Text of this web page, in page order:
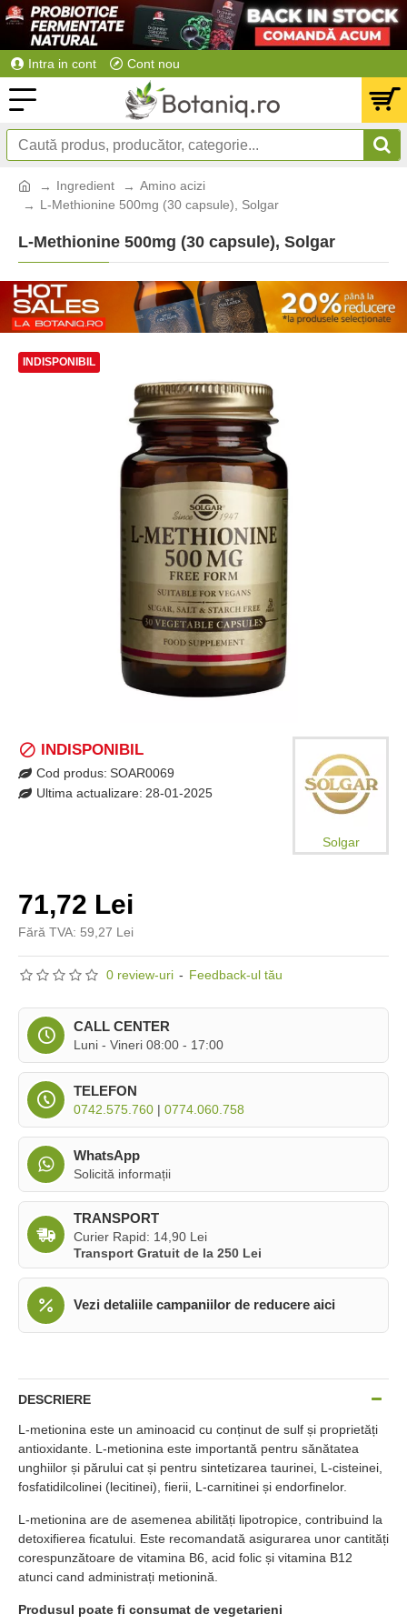
Intra in cont Cont nou
Ingredient
Amino acizi
L-Methionine 500mg (30 capsule), Solgar
L-Methionine 500mg (30 capsule), Solgar
INDISPONIBIL
0 review-uri - Feedback-ul tău
71,72 Lei
Fără TVA: 59,27 Lei
INDISPONIBIL
Cod produs: SOAR0069
Ultima actualizare: 28-01-2025
Solgar
CALL CENTER
Luni - Vineri 08:00 - 17:00
TELEFON
0742.575.760 | 0774.060.758
WhatsApp
Solicită informații
TRANSPORT
Curier Rapid: 14,90 Lei
Transport Gratuit de la 250 Lei
Vezi detaliile campaniilor de reducere aici
DESCRIERE
L-metionina este un aminoacid cu conținut de sulf și proprietăți
antioxidante. L-metionina este importantă pentru sănătatea
unghiilor și părului cat și pentru sintetizarea taurinei, L-cisteinei,
fosfatidilcolinei (lecitinei), fierii, L-carnitinei și endorfinelor.
L-metionina are de asemenea abilități lipotropice, contribuind la
detoxifierea ficatului. Este recomandată asigurarea unor cantități
corespunzătoare de vitamina B6, acid folic și vitamina B12
atunci cand administrați metionină.
Produsul poate fi consumat de vegetarieni